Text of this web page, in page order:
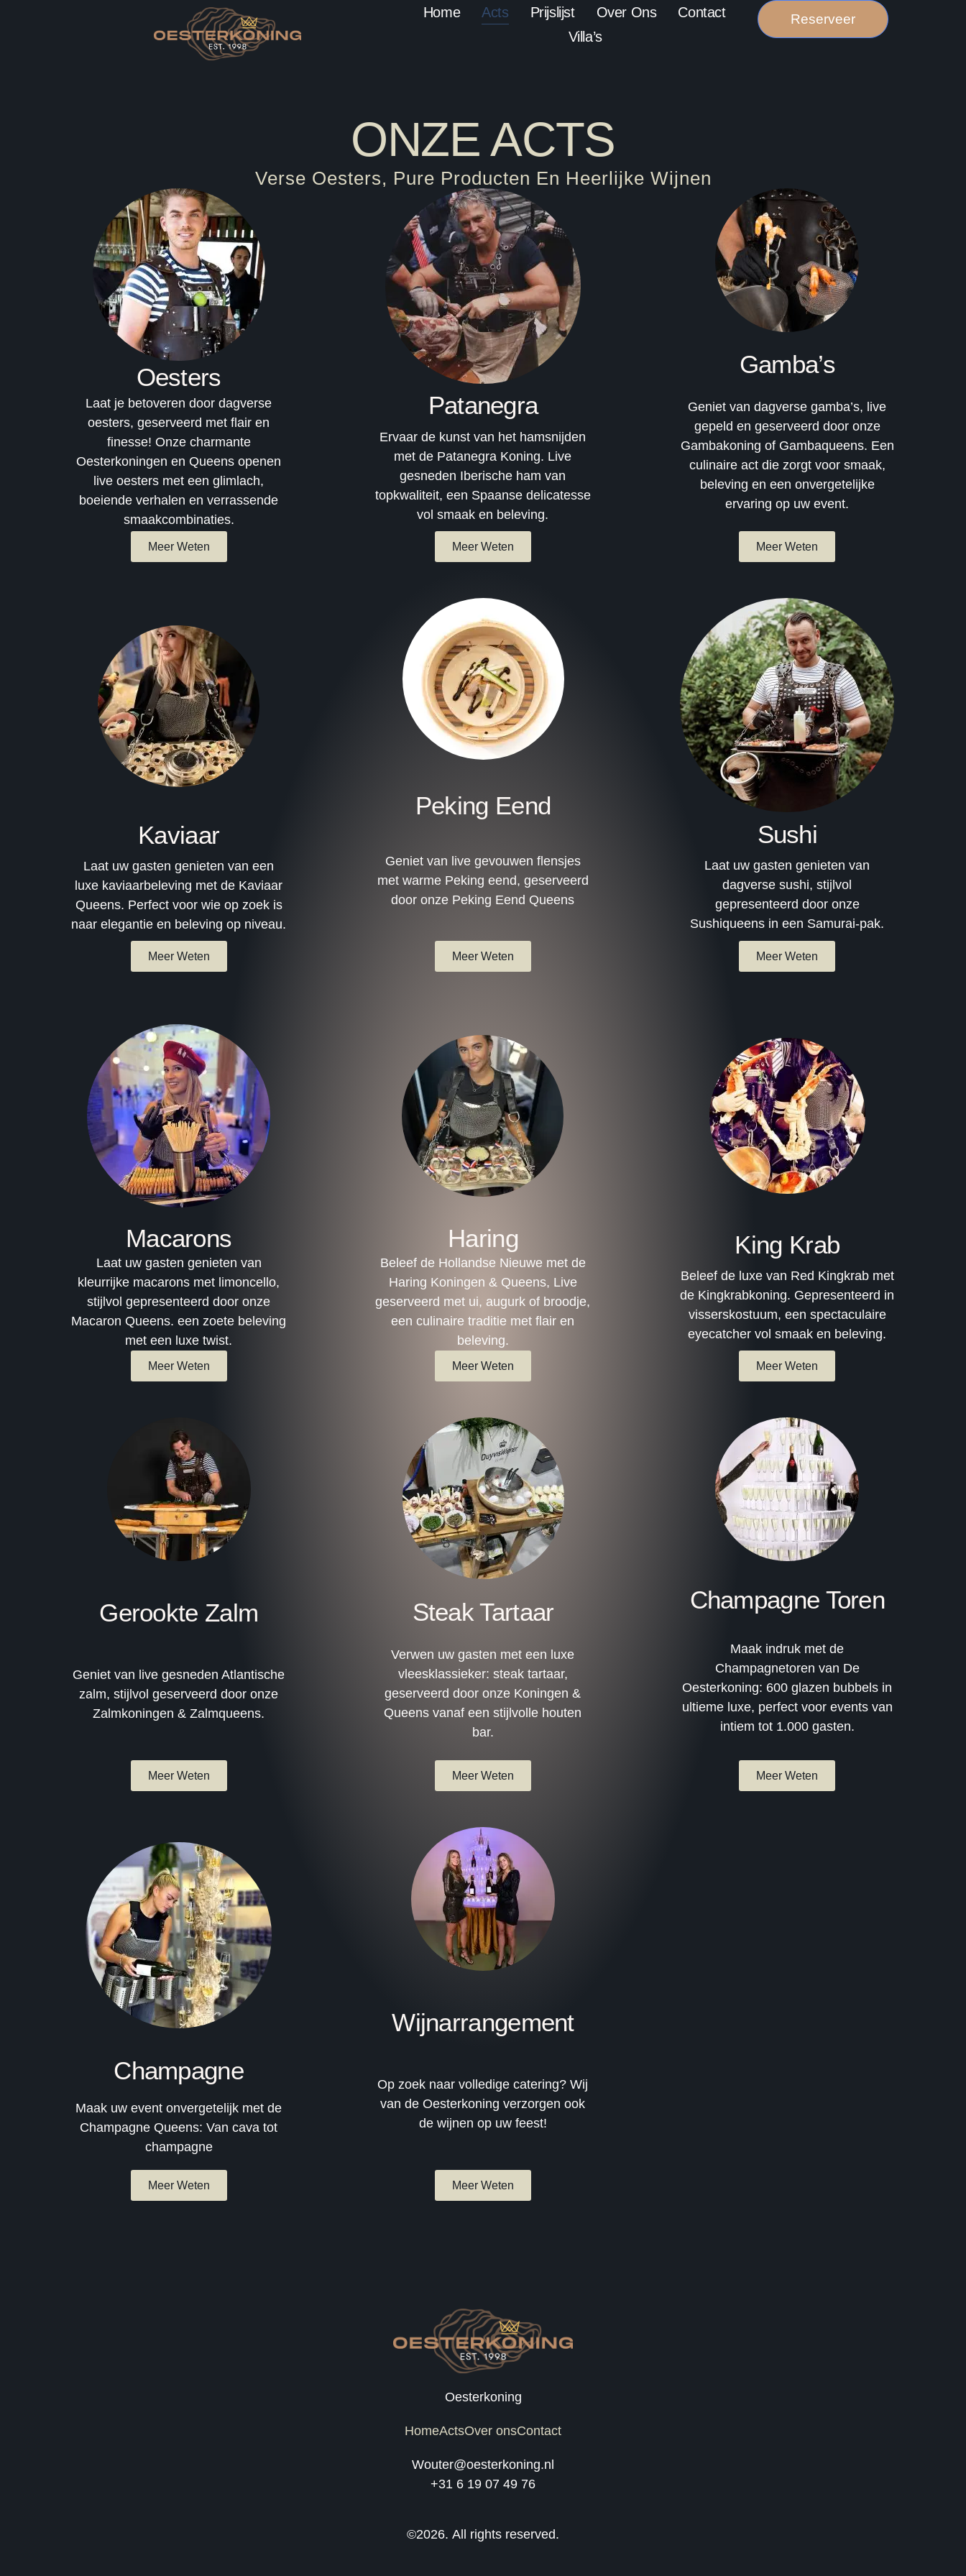
Home Acts Prijslijst Over Ons
Contact
Villa’s
Reserveer
ONZE ACTS
Verse Oesters, Pure Producten En Heerlijke Wijnen
Oesters
Laat je betoveren door dagverse
oesters, geserveerd met flair en
finesse! Onze charmante
Oesterkoningen en Queens openen
live oesters met een glimlach,
boeiende verhalen en verrassende
smaakcombinaties.
Meer Weten
Patanegra
Ervaar de kunst van het hamsnijden
met de Patanegra Koning. Live
gesneden Iberische ham van
topkwaliteit, een Spaanse delicatesse
vol smaak en beleving.
Meer Weten
Gamba’s
Geniet van dagverse gamba’s, live
gepeld en geserveerd door onze
Gambakoning of Gambaqueens. Een
culinaire act die zorgt voor smaak,
beleving en een onvergetelijke
ervaring op uw event.
Meer Weten
Kaviaar
Laat uw gasten genieten van een
luxe kaviaarbeleving met de Kaviaar
Queens. Perfect voor wie op zoek is
naar elegantie en beleving op niveau.
Meer Weten
Peking Eend
Geniet van live gevouwen flensjes
met warme Peking eend, geserveerd
door onze Peking Eend Queens
Meer Weten
Sushi
Laat uw gasten genieten van
dagverse sushi, stijlvol
gepresenteerd door onze
Sushiqueens in een Samurai-pak.
Meer Weten
Macarons
Laat uw gasten genieten van
kleurrijke macarons met limoncello,
stijlvol gepresenteerd door onze
Macaron Queens. een zoete beleving
met een luxe twist.
Meer Weten
Haring
Beleef de Hollandse Nieuwe met de
Haring Koningen & Queens, Live
geserveerd met ui, augurk of broodje,
een culinaire traditie met flair en
beleving.
Meer Weten
King Krab
Beleef de luxe van Red Kingkrab met
de Kingkrabkoning. Gepresenteerd in
visserskostuum, een spectaculaire
eyecatcher vol smaak en beleving.
Meer Weten
Gerookte Zalm
Geniet van live gesneden Atlantische
zalm, stijlvol geserveerd door onze
Zalmkoningen & Zalmqueens.
Meer Weten
Steak Tartaar
Verwen uw gasten met een luxe
vleesklassieker: steak tartaar,
geserveerd door onze Koningen &
Queens vanaf een stijlvolle houten
bar.
Meer Weten
Champagne Toren
Maak indruk met de
Champagnetoren van De
Oesterkoning: 600 glazen bubbels in
ultieme luxe, perfect voor events van
intiem tot 1.000 gasten.
Meer Weten
Champagne
Maak uw event onvergetelijk met de
Champagne Queens: Van cava tot
champagne
Meer Weten
Wijnarrangement
Op zoek naar volledige catering? Wij
van de Oesterkoning verzorgen ook
de wijnen op uw feest!
Meer Weten
Oesterkoning
HomeActsOver onsContact
Wouter@oesterkoning.nl
+31 6 19 07 49 76
©2026. All rights reserved.